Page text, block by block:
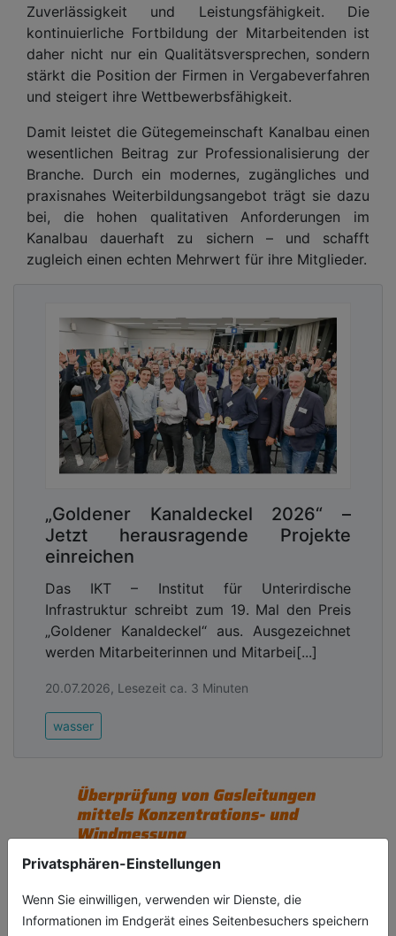
Privatsphären-Einstellungen
Wenn Sie einwilligen, verwenden wir Dienste, die
Informationen im Endgerät eines Seitenbesuchers speichern
Zuverlässigkeit und Leistungsfähigkeit. Die
kontinuierliche Fortbildung der Mitarbeitenden ist
daher nicht nur ein Qualitätsversprechen, sondern
stärkt die Position der Firmen in Vergabeverfahren
und steigert ihre Wettbewerbsfähigkeit.
Damit leistet die Gütegemeinschaft Kanalbau einen
wesentlichen Beitrag zur Professionalisierung der
Branche. Durch ein modernes, zugängliches und
praxisnahes Weiterbildungsangebot trägt sie dazu
bei, die hohen qualitativen Anforderungen im
Kanalbau dauerhaft zu sichern – und schafft
zugleich einen echten Mehrwert für ihre Mitglieder.
„Goldener Kanaldeckel 2026“ –
Jetzt herausragende Projekte
einreichen
Das IKT – Institut für Unterirdische
Infrastruktur schreibt zum 19. Mal den Preis
„Goldener Kanaldeckel“ aus. Ausgezeichnet
werden Mitarbeiterinnen und Mitarbei[...]
20.07.2026, Lesezeit ca. 3 Minuten
wasser